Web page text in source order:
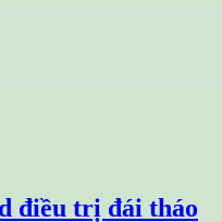
điều trị đái tháo